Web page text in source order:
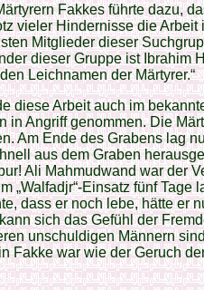
Fakkes führte dazu,
vieler Hindernisse die Arbeit
Mitglieder dieser
dieser Gruppe ist Ibrahim
Leichnamen der Märtyrer.“
diese Arbeit auch im
in Angriff genommen. Die
Am Ende des Grabens lag
aus dem Graben
Ali Mahmudwand war der
„Walfadjr“-Einsatz fünf Tage
dass er noch lebe, hätte er
sich das Gefühl der
unschuldigen Männern
Fakke war wie der Geruch